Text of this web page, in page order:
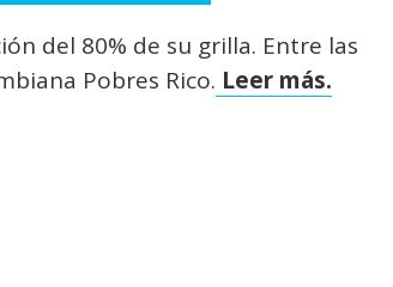
del 80% de su grilla. Entre las
Pobres Rico. Leer más.